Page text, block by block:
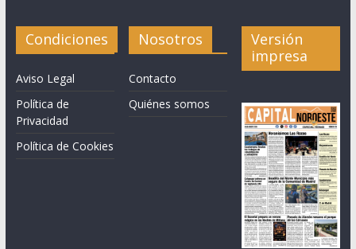
Condiciones
Aviso Legal
Política de
Privacidad
Política de Cookies
Nosotros
Contacto
Quiénes somos
Versión
impresa